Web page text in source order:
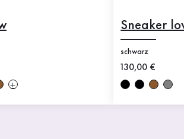
Sneaker
schwarz
Neuer Preis
130,00 €